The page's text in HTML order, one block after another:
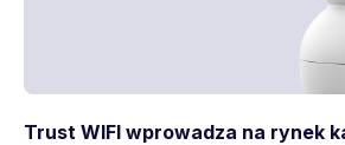
Trust WIFI wprowadza na rynek